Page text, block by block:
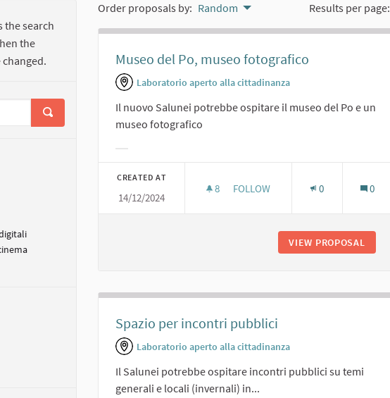
the search
the
Order proposals by: Random Results per page:
Museo del Po, museo fotografico
Laboratorio aperto alla cittadinanza
Il nuovo Salunei potrebbe ospitare il museo del Po e un
museo fotografico
CREATED AT
14/12/2024
8 8 FOLLOWERS
FOLLOW 0 0
VIEW PROPOSAL
Spazio per incontri pubblici
Laboratorio aperto alla cittadinanza
Il Salunei potrebbe ospitare incontri pubblici su temi
generali e locali (invernali) in...